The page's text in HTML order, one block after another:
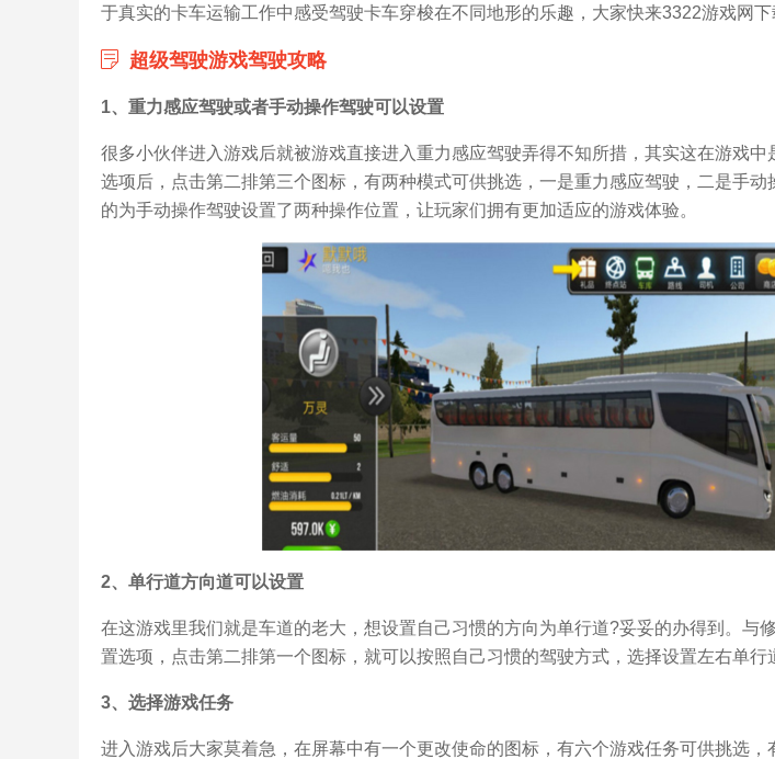
于真实的卡车运输工作中感受驾驶卡车穿梭在不同地形的乐趣，大家快来3322游戏网下
超级驾驶游戏驾驶攻略
1、重力感应驾驶或者手动操作驾驶可以设置
很多小伙伴进入游戏后就被游戏直接进入重力感应驾驶弄得不知所措，其实这在游戏中
选项后，点击第二排第三个图标，有两种模式可供挑选，一是重力感应驾驶，二是手动
的为手动操作驾驶设置了两种操作位置，让玩家们拥有更加适应的游戏体验。
2、单行道方向道可以设置
在这游戏里我们就是车道的老大，想设置自己习惯的方向为单行道?妥妥的办得到。与
置选项，点击第二排第一个图标，就可以按照自己习惯的驾驶方式，选择设置左右单行
3、选择游戏任务
进入游戏后大家莫着急，在屏幕中有一个更改使命的图标，有六个游戏任务可供挑选，